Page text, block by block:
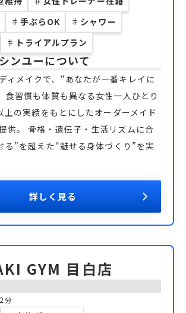
♯ 手ぶらOK ♯ シャワー
♯ トライアルプラン
ンユーについて
ィメイクで、“あなたが一番キレイに
食習慣も体質も異なる女性一人ひとり
上の実績をもとにしたオーダーメイド
供。 骨格・遺伝子・生活リズムに合
る”を超えた“魅せる身体づくり”を実
詳しく見る
GYM 目白店
分